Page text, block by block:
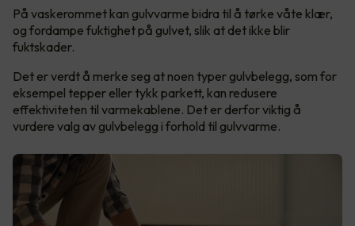
På vaskerommet kan gulvvarme bidra til å tørke våte klær,
og fordampe fuktighet på gulvet, slik at det ikke blir
fuktskader.
Det er verdt å merke seg at noen typer gulvbelegg, som for
eksempel tepper eller tykk parkett, kan redusere
effektiviteten til varmekablene. Det er derfor viktig å
vurdere valg av gulvbelegg i forhold til gulvvarme.